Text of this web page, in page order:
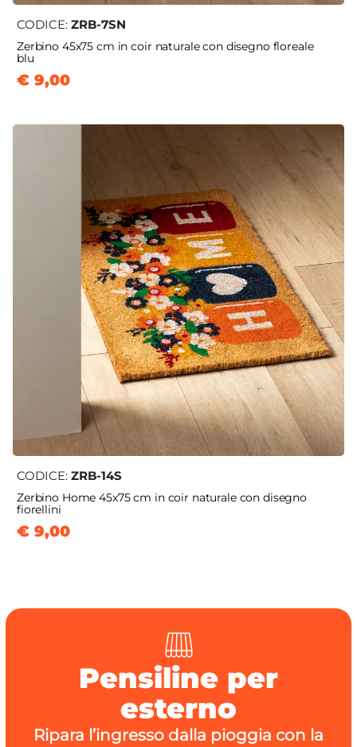
CODICE: ZRB-7SN
Zerbino 45x75 cm in coir naturale con disegno floreale
blu
€ 9,00
CODICE: ZRB-14S
Zerbino Home 45x75 cm in coir naturale con disegno
fiorellini
€ 9,00
Pensiline per
esterno
Ripara l’ingresso dalla pioggia con la